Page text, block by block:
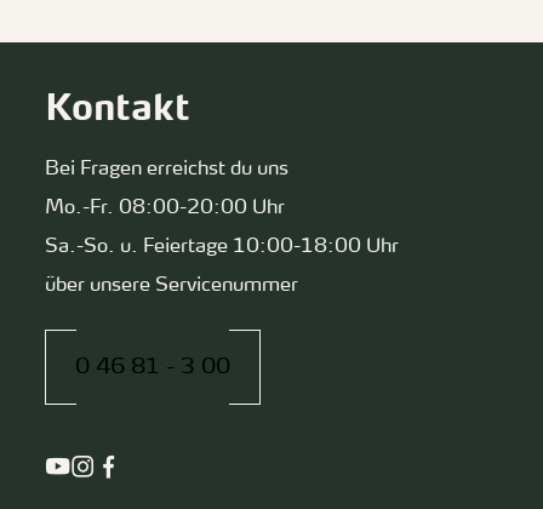
Kontakt
Bei Fragen erreichst du uns
Mo.-Fr. 08:00-20:00 Uhr
Sa.-So. u. Feiertage 10:00-18:00 Uhr
über unsere Servicenummer
0 46 81 - 3 00